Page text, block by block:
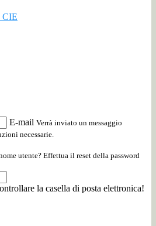
CIE
E-mail Verrà inviato un messaggio
necessarie.
utente? Effettua il reset della password
la casella di posta elettronica!